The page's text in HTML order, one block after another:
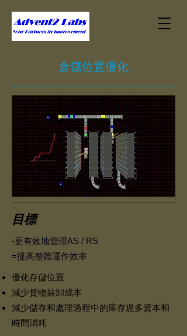
倉儲位置優化
目標
-更有效地管理AS / RS
=提高整體運作效率
優化存儲位置
減少貨物裝卸成本
減少儲存和處理過程中的庫存過多資本和
時間消耗